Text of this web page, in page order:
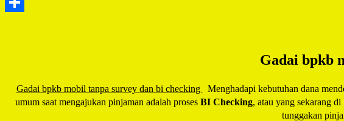
Gadai bpkb
Gadai bpkb mobil tanpa survey dan bi checking
Menghadapi kebutuhan dana
umum saat mengajukan pinjaman adalah proses BI Checking, atau yang sekarang di
tunggakan